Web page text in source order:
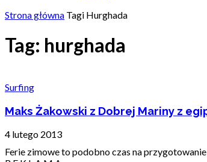
Strona główna Tagi Hurghada
Tag: hurghada
Surfing
Maks Żakowski z Dobrej Mariny z
4 lutego 2013
Ferie zimowe to podobno czas na